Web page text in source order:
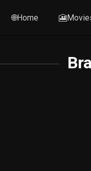
🌐Home